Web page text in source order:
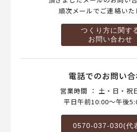
順次メールでご連絡いた
つくり方に関す
お問い合わせ
電話でのお問い
営業時間 ： 土・日・祝
平日午前10:00～午後
0570-037-030(代